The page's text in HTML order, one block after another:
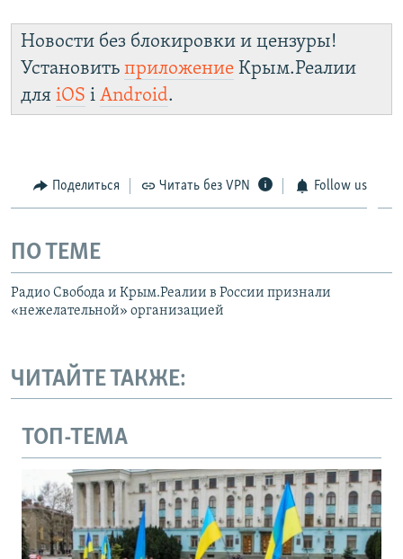
Новости без блокировки и цензуры!
Установить приложение Крым.Реалии
для iOS і Android.
Поделиться Читать без VPN Follow us
ПО ТЕМЕ
Радио Свобода и Крым.Реалии в России признали
«нежелательной» организацией
ЧИТАЙТЕ ТАКЖЕ:
ТОП-ТЕМА